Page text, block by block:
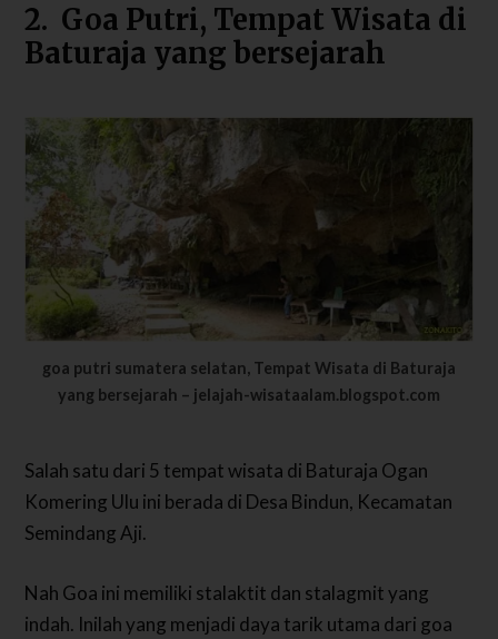
2. Goa Putri, Tempat Wisata di
Baturaja yang bersejarah
goa putri sumatera selatan, Tempat Wisata di Baturaja
yang bersejarah – jelajah-wisataalam.blogspot.com
Salah satu dari 5 tempat wisata di Baturaja Ogan
Komering Ulu ini berada di Desa Bindun, Kecamatan
Semindang Aji.
Nah Goa ini memiliki stalaktit dan stalagmit yang
indah. Inilah yang menjadi daya tarik utama dari goa